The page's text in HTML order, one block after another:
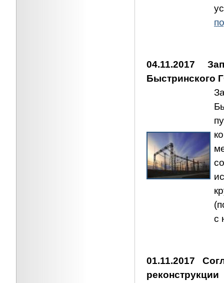
04.11.2017
Быстринского
с
01.11.2017